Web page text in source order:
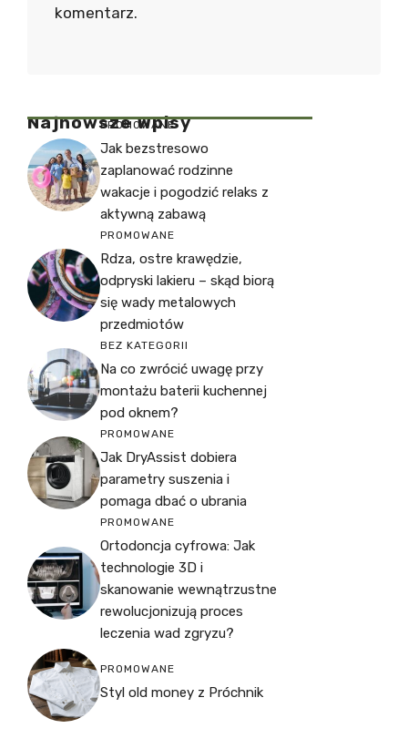
komentarz.
Najnowsze Wpisy
PROMOWANE
Jak bezstresowo
zaplanować rodzinne
wakacje i pogodzić relaks z
aktywną zabawą
PROMOWANE
Rdza, ostre krawędzie,
odpryski lakieru – skąd biorą
się wady metalowych
przedmiotów
BEZ KATEGORII
Na co zwrócić uwagę przy
montażu baterii kuchennej
pod oknem?
PROMOWANE
Jak DryAssist dobiera
parametry suszenia i
pomaga dbać o ubrania
PROMOWANE
Ortodoncja cyfrowa: Jak
technologie 3D i
skanowanie wewnątrzustne
rewolucjonizują proces
leczenia wad zgryzu?
PROMOWANE
Styl old money z Próchnik